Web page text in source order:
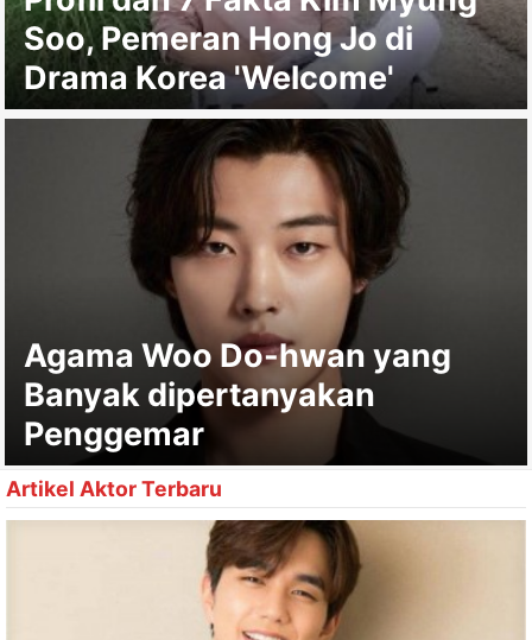
Soo, Pemeran Hong Jo di
Drama Korea 'Welcome'
Agama Woo Do-hwan yang
Banyak dipertanyakan
Penggemar
Artikel Aktor Terbaru